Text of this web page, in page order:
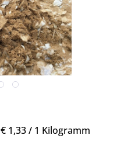
€ 1,33 / 1 Kilogramm